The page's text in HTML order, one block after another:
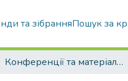
та зібранняПошук за
Конференції та матеріали конференцій